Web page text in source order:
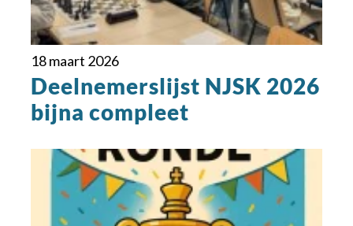
18 maart 2026
Deelnemerslijst NJSK 2026
bijna compleet